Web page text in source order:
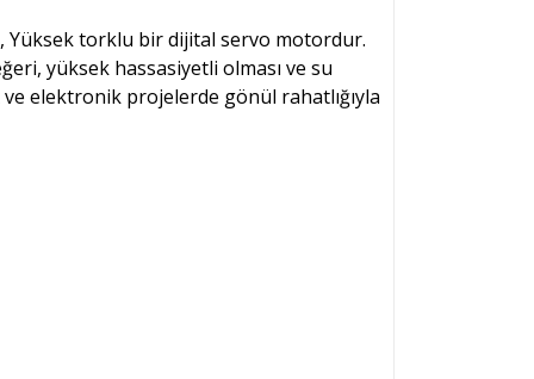
Yüksek torklu bir dijital servo motordur.
yüksek hassasiyetli olması ve su
elektronik projelerde gönül rahatlığıyla